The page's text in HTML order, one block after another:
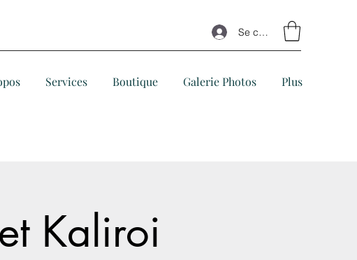
Se connecter
Services Boutique Galerie Photos Plus
Kaliroi